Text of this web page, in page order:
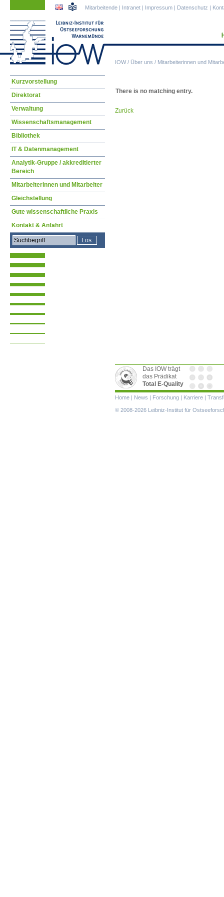
IOW/ Über uns / Mitarbeiterinnen und
Mitarbeitende | Intranet | Impressum | Datenschutz |
There is no matching entry.
Zurück
Navigation
Kurzvorstellung
Direktorat
Verwaltung
Wissenschaftsmanagement
Bibliothek
IT & Datenmanagement
Analytik-Gruppe / akkreditierter
Bereich
Mitarbeiterinnen und Mitarbeiter
Gleichstellung
Gute wissenschaftliche Praxis
Kontakt & Anfahrt
Das IOW trägt
das Prädikat
Total E-Quality
Navigation
überspringen
Home | News | Forschung | Karriere |
© 2008-2026 Leibniz-Institut für